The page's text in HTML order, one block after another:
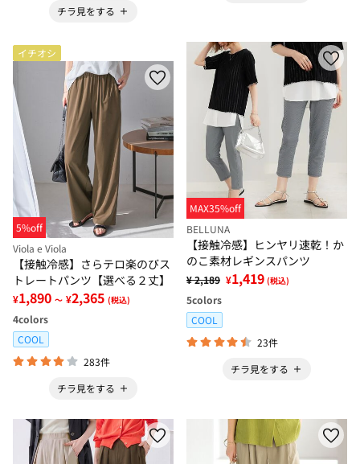
チラ見をする
イチオシ
5%off
Viola e Viola
【接触冷感】さらテロ楽のびス
トレートパンツ【選べる２丈】
¥1,890 ～ ¥2,365 (税込)
4colors
COOL
283件
チラ見をする
MAX35%off
BELLUNA
【接触冷感】ヒンヤリ速乾！か
のこ素材レギンスパンツ
¥ 2,189 ¥1,419 (税込)
5colors
COOL
23件
チラ見をする